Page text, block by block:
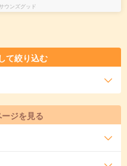
ウンズグッド
て絞り込む
ジを見る